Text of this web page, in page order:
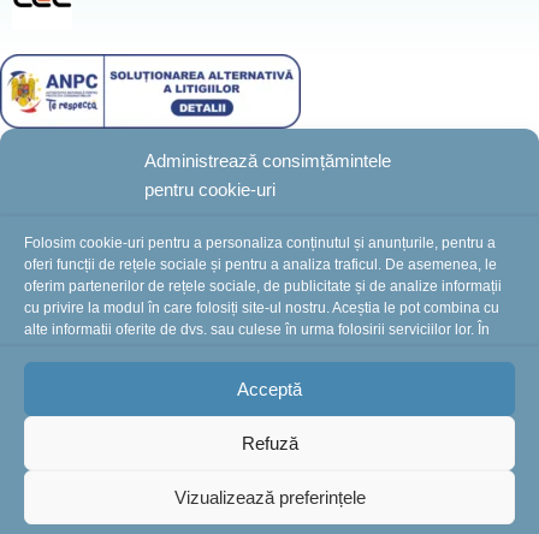
Administrează consimțămintele
pentru cookie-uri
Folosim cookie-uri pentru a personaliza conținutul și anunțurile, pentru a
oferi funcții de rețele sociale și pentru a analiza traficul. De asemenea, le
oferim partenerilor de rețele sociale, de publicitate și de analize informații
cu privire la modul în care folosiți site-ul nostru. Aceștia le pot combina cu
alte informații oferite de dvs. sau culese în urma folosirii serviciilor lor. În
Acceptă
Refuză
Vizualizează preferințele
În perioada 10-16 august suntem în concediu.
procesate și expediate începând cu 18 august.
mulțumim pentru înțelegere și vă așteptăm cu drag!